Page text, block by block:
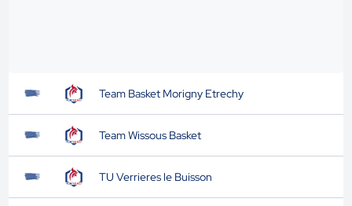
Team Basket Morigny Etrechy
Team Wissous Basket
TU Verrieres le Buisson